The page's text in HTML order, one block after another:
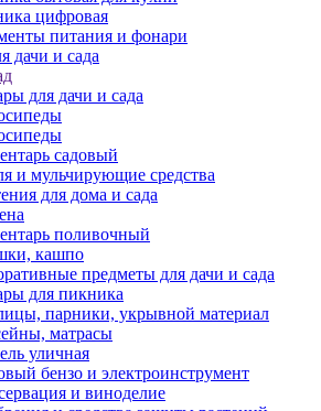
цифровая
питания и фонари
дачи и сада
для дачи и сада
садовый
и мульчирующие средства
для дома и сада
поливочный
кашпо
предметы для дачи и сада
для пикника
парники, укрывной материал
матрасы
уличная
бензо и электроинструмент
и виноделие